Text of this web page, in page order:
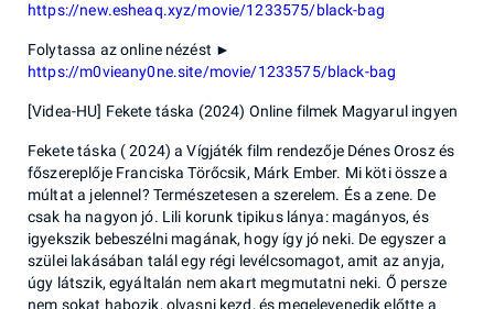
https://new.esheaq.xyz/movie/1233575/black-bag
Folytassa az online nézést ►
https://m0vieany0ne.site/movie/1233575/black-bag
[Videa-HU] Fekete táska (2024) Online filmek Magyarul ingyen
Fekete táska ( 2024) a Vígjáték film rendezője Dénes Orosz és
főszereplője Franciska Törőcsik, Márk Ember. Mi köti össze a
múltat a jelennel? Természetesen a szerelem. És a zene. De
csak ha nagyon jó. Lili korunk tipikus lánya: magányos, és
igyekszik bebeszélni magának, hogy így jó neki. De egyszer a
szülei lakásában talál egy régi levélcsomagot, amit az anyja,
úgy látszik, egyáltalán nem akart megmutatni neki. Ő persze
nem sokat habozik, olvasni kezd, és megelevenedik előtte a